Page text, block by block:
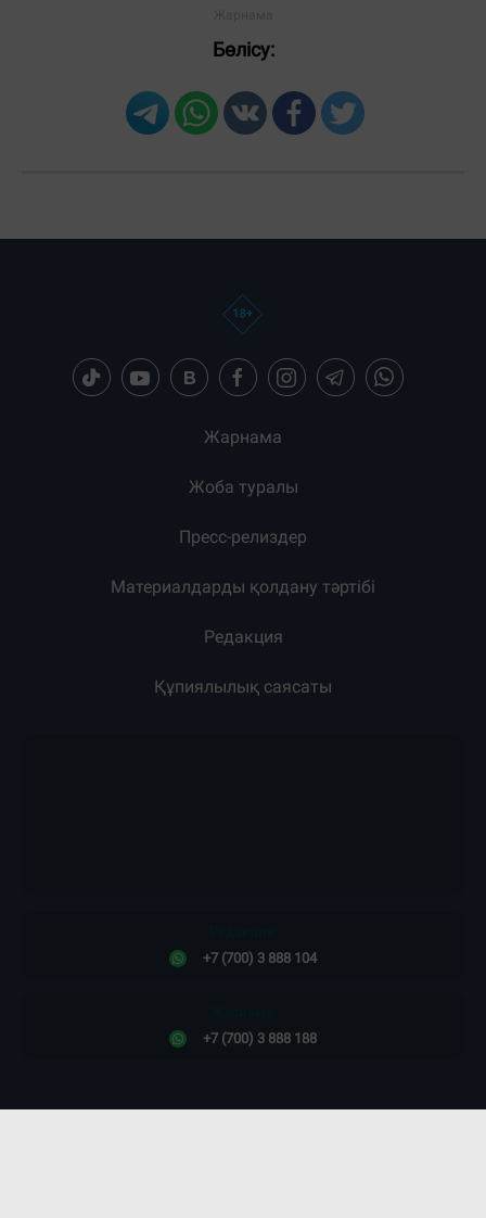
Бөлісу:
Жарнама
Жоба туралы
Пресс-релиздер
Материалдарды қолдану тәртібі
Редакция
Құпиялылық саясаты
+7 (700) 3 888 104
+7 (700) 3 888 188